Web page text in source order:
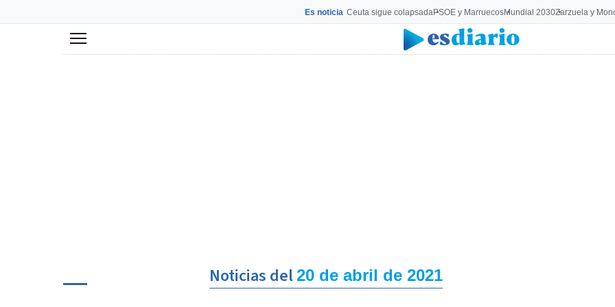
Es noticia Ceuta sigue colapsadaPSOE y MarruecosMundial 2030Zarzuela y
Menú
Noticias del20 de abril de 2021